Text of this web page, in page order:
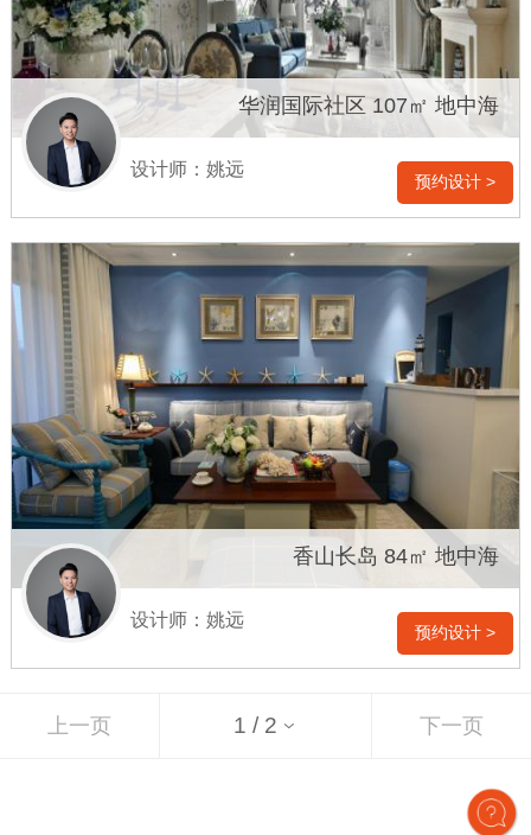
华润国际社区 107㎡ 地中海
设计师：姚远
预约设计 >
香山长岛 84㎡ 地中海
设计师：姚远
预约设计 >
上一页 下一页